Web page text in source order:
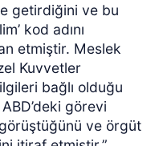
getirdiğini ve bu
kod adını
etmiştir. Meslek
Kuvvetler
bağlı olduğu
görevi
ve örgüt